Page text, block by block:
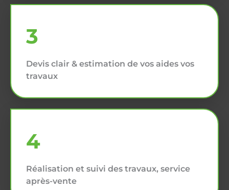
3
Devis clair & estimation de vos aides vos
travaux
4
Réalisation et suivi des travaux, service
après-vente